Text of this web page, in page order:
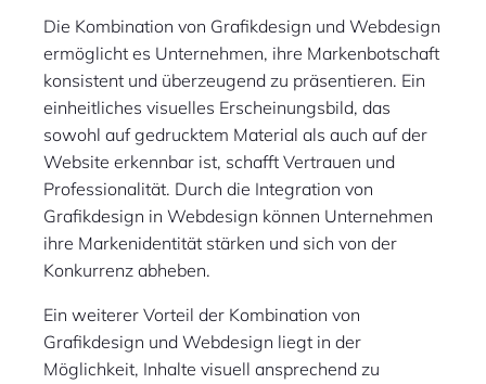
Die Kombination von Grafikdesign und Webdesign
ermöglicht es Unternehmen, ihre Markenbotschaft
konsistent und überzeugend zu präsentieren. Ein
einheitliches visuelles Erscheinungsbild, das
sowohl auf gedrucktem Material als auch auf der
Website erkennbar ist, schafft Vertrauen und
Professionalität. Durch die Integration von
Grafikdesign in Webdesign können Unternehmen
ihre Markenidentität stärken und sich von der
Konkurrenz abheben.
Ein weiterer Vorteil der Kombination von
Grafikdesign und Webdesign liegt in der
Möglichkeit, Inhalte visuell ansprechend zu